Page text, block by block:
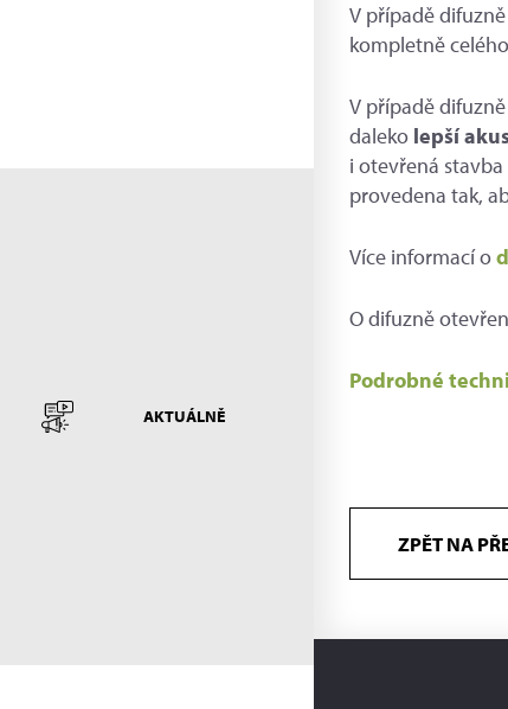
AKTUÁLNĚ
V případě
kompletně
V případě
daleko lepší
i otevřená
provedena tak,
Více informací o
O difuzně
Podrobné
ZPĚT NA